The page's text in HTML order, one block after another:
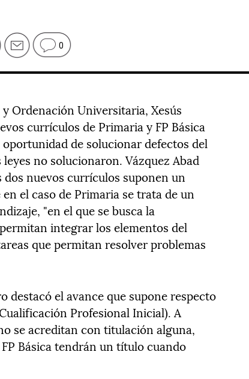
0
Ordenación Universitaria, Xesús
currículos de Primaria y FP Básica
de solucionar defectos del
no solucionaron. Vázquez Abad
nuevos currículos suponen un
el caso de Primaria se trata de un
"en el que se busca la
integrar los elementos del
que permitan resolver problemas
destacó el avance que supone respecto
Profesional Inicial). A
se acreditan con titulación alguna,
Básica tendrán un título cuando